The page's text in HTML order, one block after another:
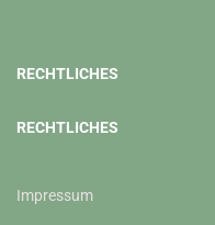
RECHTLICHES
RECHTLICHES
Impressum